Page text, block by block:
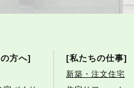
方へ] [私たちの仕事]
新築・注文住宅